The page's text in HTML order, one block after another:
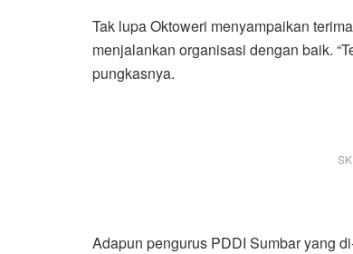
Tak lupa Oktoweri menyampaikan
menjalankan organisasi dengan baik.
pungkasnya.
Adapun pengurus PDDI Sumbar yang